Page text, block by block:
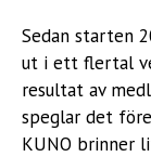
Sedan starten
ut i ett flertal
resultat av
speglar det
KUNO brinner